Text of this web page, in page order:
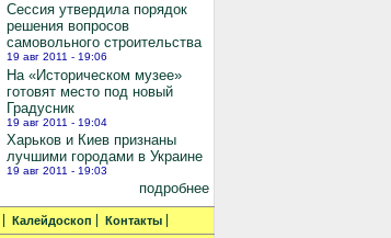
Сессия утвердила порядок
решения вопросов
самовольного строительства
19 авг 2011 - 19:06
На «Историческом музее»
готовят место под новый
Градусник
19 авг 2011 - 19:04
Харьков и Киев признаны
лучшими городами в Украине
19 авг 2011 - 19:03
подробнее
Калейдоскоп Контакты